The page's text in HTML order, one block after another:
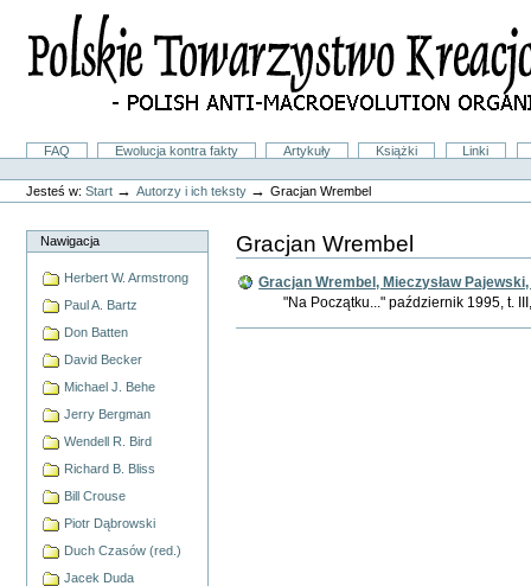
skróty
nawigacji
FAQ Ewolucja kontra fakty Artykuły Książki
Linki
Narzędzia
osobiste
Jesteś w: Start →Autorzy i ich teksty →Gracjan Wrembel
Nawigacja
Herbert W. Armstrong
Paul A. Bartz
Don Batten
David Becker
Michael J. Behe
Jerry Bergman
Wendell R. Bird
Richard B. Bliss
Bill Crouse
Piotr Dąbrowski
Duch Czasów (red.)
Jacek Duda
Gracjan Wrembel
Gracjan Wrembel, Mieczysław
"Na Początku..." październik 1995, t.